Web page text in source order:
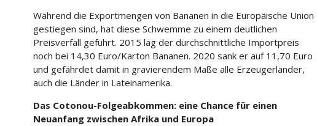
Während die Exportmengen von Bananen in die Europäische Union
gestiegen sind, hat diese Schwemme zu einem deutlichen
Preisverfall geführt. 2015 lag der durchschnittliche Importpreis
noch bei 14,30 Euro/Karton Bananen. 2020 sank er auf 11,70 Euro
und gefährdet damit in gravierendem Maße alle Erzeugerländer,
auch die Länder in Lateinamerika.
Das Cotonou-Folgeabkommen: eine Chance für einen
Neuanfang zwischen Afrika und Europa